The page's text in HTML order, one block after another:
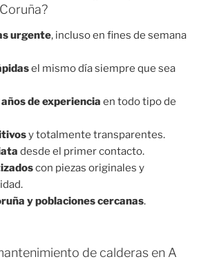
urgente, incluso en fines de semana
el mismo día siempre que sea
de experiencia en todo tipo de
y totalmente transparentes.
desde el primer contacto.
con piezas originales y
y poblaciones cercanas.
de calderas en A